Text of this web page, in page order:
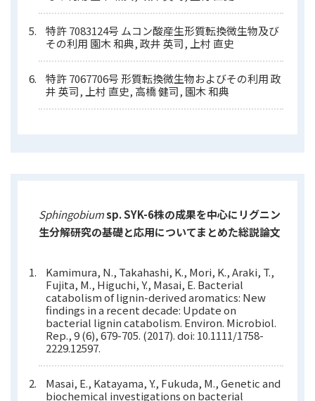
特許 7083124号 ムコン酸産生形質転換微生物及び
その利用 園木 和典, 政井 英司, 上村 直史
特許 7067706号 形質転換微生物およびその利用 政
井 英司, 上村 直史, 高橋 健司, 園木 和典
Sphingobiumsp. SYK-6株の成果を中心にリグニン
生分解研究の基礎と応用についてまとめた総説論文
Kamimura, N., Takahashi, K., Mori, K., Araki, T.,
Fujita, M., Higuchi, Y., Masai, E. Bacterial
catabolism of lignin-derived aromatics: New
findings in a recent decade: Update on
bacterial lignin catabolism. Environ. Microbiol.
Rep., 9 (6), 679-705. (2017). doi: 10.1111/1758-
2229.12597.
Masai, E., Katayama, Y., Fukuda, M., Genetic and
biochemical investigations on bacterial